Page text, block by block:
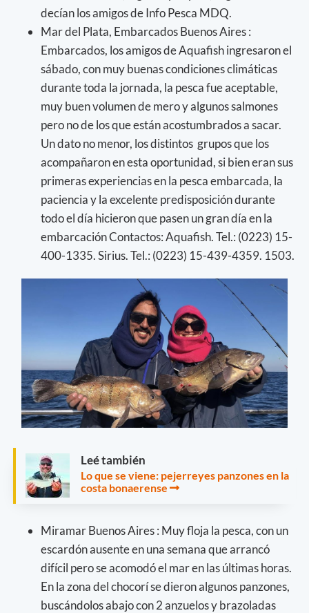
decían los amigos de Info Pesca MDQ.
Mar del Plata, Embarcados Buenos Aires :
Embarcados, los amigos de Aquafish ingresaron el
sábado, con muy buenas condiciones climáticas
durante toda la jornada, la pesca fue aceptable,
muy buen volumen de mero y algunos salmones
pero no de los que están acostumbrados a sacar.
Un dato no menor, los distintos grupos que los
acompañaron en esta oportunidad, si bien eran sus
primeras experiencias en la pesca embarcada, la
paciencia y la excelente predisposición durante
todo el día hicieron que pasen un gran día en la
embarcación Contactos: Aquafish. Tel.: (0223) 15-
400-1335. Sirius. Tel.: (0223) 15-439-4359. 1503.
Leé también
Lo que se viene: pejerreyes panzones en la
costa bonaerense
Miramar Buenos Aires : Muy floja la pesca, con un
escardón ausente en una semana que arrancó
difícil pero se acomodó el mar en las últimas horas.
En la zona del chocorí se dieron algunos panzones,
buscándolos abajo con 2 anzuelos y brazoladas